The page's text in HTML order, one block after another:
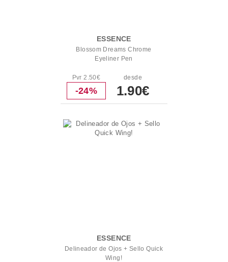
ESSENCE
Blossom Dreams Chrome
Eyeliner Pen
Pvr 2.50€
-24%
desde
1.90€
ESSENCE
Delineador de Ojos + Sello Quick
Wing!